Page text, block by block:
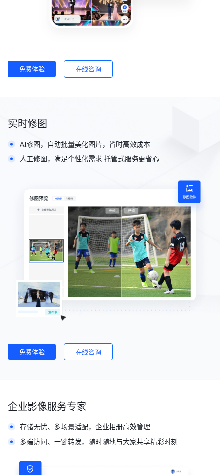
免费体验 在线咨询
实时修图
AI修图，自动批量美化图片，省时高效成本
人工修图，满足个性化需求 托管式服务更省心
免费体验 在线咨询
企业影像服务专家
存储无忧、多场景适配，企业相册高效管理
多端访问、一键转发，随时随地与大家共享精彩时刻